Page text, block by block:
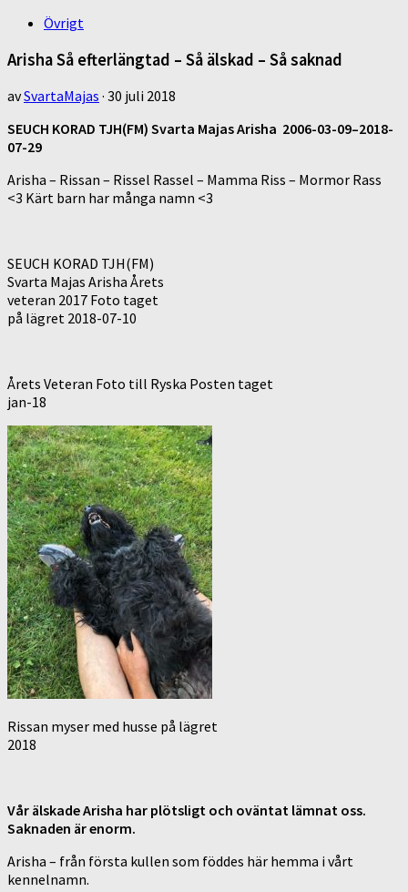
Övrigt
Arisha Så efterlängtad – Så älskad – Så saknad
avSvartaMajas · 30 juli 2018
SEUCH KORAD TJH(FM) Svarta Majas Arisha 2006-03-09–2018-
07-29
Arisha – Rissan – Rissel Rassel – Mamma Riss – Mormor Rass
<3 Kärt barn har många namn <3
SEUCH KORAD TJH(FM)
Svarta Majas Arisha Årets
veteran 2017 Foto taget
på lägret 2018-07-10
Årets Veteran Foto till Ryska Posten taget
jan-18
Rissan myser med husse på lägret
2018
Vår älskade Arisha har plötsligt och oväntat lämnat oss.
Saknaden är enorm.
Arisha – från första kullen som föddes här hemma i vårt
kennelnamn.